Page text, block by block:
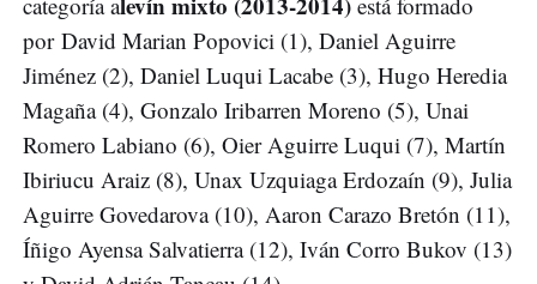
por David Marian Popovici (1), Daniel Aguirre
Jiménez (2), Daniel Luqui Lacabe (3), Hugo Heredia
Magaña (4), Gonzalo Iribarren Moreno (5), Unai
Romero Labiano (6), Oier Aguirre Luqui (7), Martín
Ibiriucu Araiz (8), Unax Uzquiaga Erdozaín (9), Julia
Aguirre Govedarova (10), Aaron Carazo Bretón (11),
Íñigo Ayensa Salvatierra (12), Iván Corro Bukov (13)